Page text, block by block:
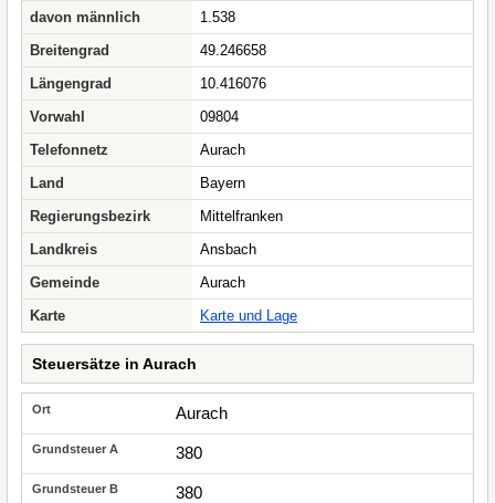
davon männlich
1.538
Breitengrad
49.246658
Längengrad
10.416076
Vorwahl
09804
Telefonnetz
Aurach
Land
Bayern
Regierungsbezirk
Mittelfranken
Landkreis
Ansbach
Gemeinde
Aurach
Karte
Karte und Lage
Steuersätze in Aurach
Aurach
380
380